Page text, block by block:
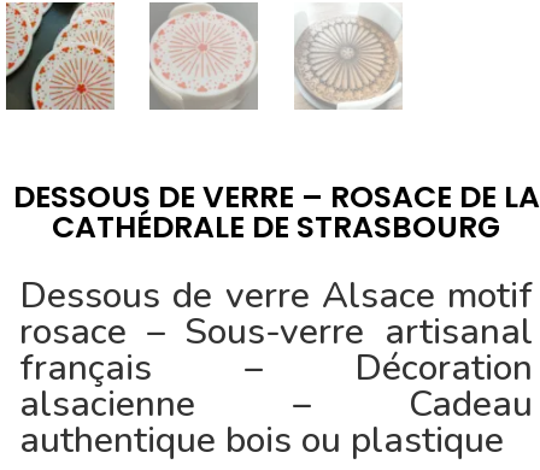
DESSOUS DE VERRE – ROSACE DE LA
CATHÉDRALE DE STRASBOURG
Dessous de verre Alsace motif
rosace – Sous-verre artisanal
français – Décoration
alsacienne – Cadeau
authentique bois ou plastique